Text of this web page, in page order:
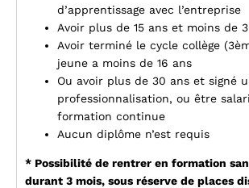
d’apprentissage avec l’entreprise
Avoir plus de 15 ans et moins de
Avoir terminé le cycle collège
jeune a moins de 16 ans
Ou avoir plus de 30 ans et signé
professionnalisation, ou être
formation continue
Aucun diplôme n’est requis
* Possibilité de rentrer en formation
durant 3 mois, sous réserve de places